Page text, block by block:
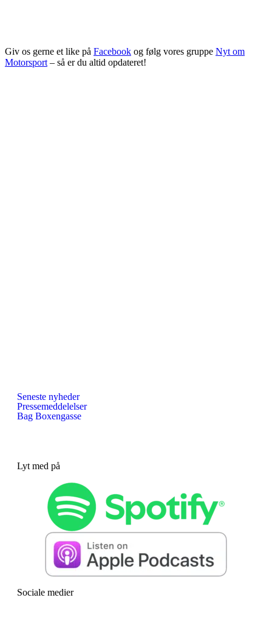
Giv os gerne et like på Facebook og følg vores gruppe Nyt om
Motorsport– så er du altid opdateret!
Seneste nyheder
Pressemeddelelser
Bag Boxengasse
Lyt med på
Sociale medier